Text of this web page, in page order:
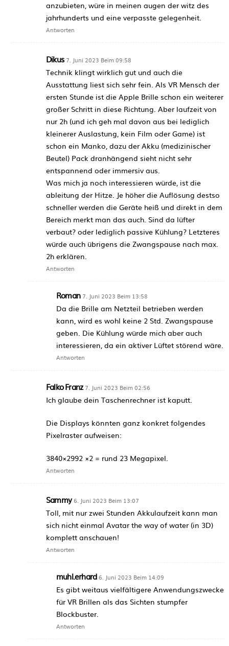
anzubieten, würe in meinen augen der witz des
jahrhunderts und eine verpasste gelegenheit.
Antworten
Dikus 7. Juni 2023 Beim 09:58
Technik klingt wirklich gut und auch die
Ausstattung liest sich sehr fein. Als VR Mensch der
ersten Stunde ist die Apple Brille schon ein weiterer
großer Schritt in diese Richtung. Aber laufzeit von
nur 2h (und ich geh mal davon aus bei lediglich
kleinerer Auslastung, kein Film oder Game) ist
schon ein Manko, dazu der Akku (medizinischer
Beutel) Pack dranhängend sieht nicht sehr
entspannend oder immersiv aus.
Was mich ja noch interessieren würde, ist die
ableitung der Hitze. Je höher die Auflösung destso
schneller werden die Geräte heiß und direkt in dem
Bereich merkt man das auch. Sind da lüfter
verbaut? oder lediglich passive Kühlung? Letzteres
würde auch übrigens die Zwangspause nach max.
2h erklären.
Antworten
Roman 7. Juni 2023 Beim 13:58
Da die Brille am Netzteil betrieben werden
kann, wird es wohl keine 2 Std. Zwangspause
geben. Die Kühlung würde mich aber auch
interessieren, da ein aktiver Lüftet störend wäre.
Antworten
Falko Franz 7. Juni 2023 Beim 02:56
Ich glaube dein Taschenrechner ist kaputt.
Die Displays könnten ganz konkret folgendes
Pixelraster aufweisen:
3840×2992 ×2 = rund 23 Megapixel.
Antworten
Sammy 6. Juni 2023 Beim 13:07
Toll, mit nur zwei Stunden Akkulaufzeit kann man
sich nicht einmal Avatar the way of water (in 3D)
komplett anschauen!
Antworten
muhl.erhard 6. Juni 2023 Beim 14:09
Es gibt weitaus vielfältigere Anwendungszwecke
für VR Brillen als das Sichten stumpfer
Blockbuster.
Antworten